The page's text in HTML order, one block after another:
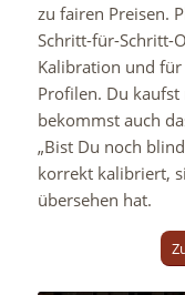
zu fairen Preisen.
Schritt-für-Schritt-
Kalibration und
Profilen. Du
bekommst auch
„Bist Du noch
korrekt kalibriert,
übersehen hat.